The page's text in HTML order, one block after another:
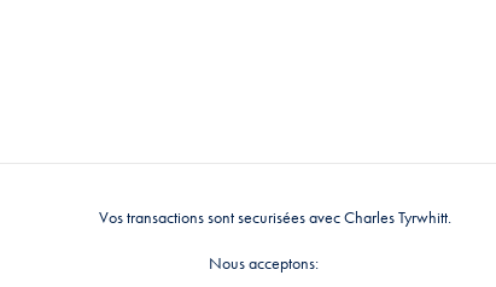
Vos transactions sont securisées avec Charles Tyrwhitt.
Nous acceptons: